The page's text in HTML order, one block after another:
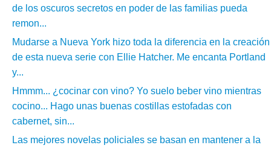
de los oscuros secretos en poder de las familias pueda
remon...
Mudarse a Nueva York hizo toda la diferencia en la creación
de esta nueva serie con Ellie Hatcher. Me encanta Portland
y...
Hmmm... ¿cocinar con vino? Yo suelo beber vino mientras
cocino... Hago unas buenas costillas estofadas con
cabernet, sin...
Las mejores novelas policiales se basan en mantener a la